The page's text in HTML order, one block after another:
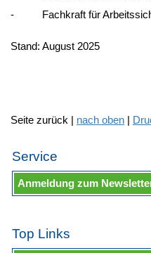
- Fachkraft für
Stand: August 2025
Seite zurück | nach oben |
Service
Anmeldung zum
Top Links